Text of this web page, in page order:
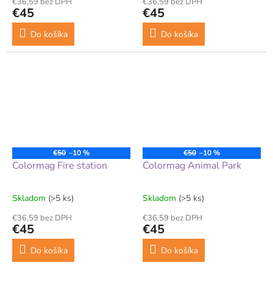
€45
Do košíka
€45
Do košíka
€50 –10 %
Colormag Fire station
Skladom (>5 ks)
€36,59 bez DPH
€45
Do košíka
€50 –10 %
Colormag Animal Park
Skladom (>5 ks)
€36,59 bez DPH
€45
Do košíka